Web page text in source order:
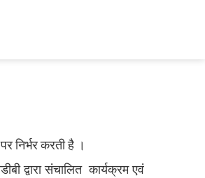
निर्भर करती है ।
द्वारा संचालित कार्यक्रम एवं